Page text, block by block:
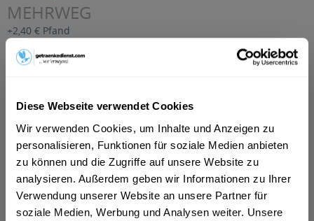
Diese Webseite verwendet Cookies
Wir verwenden Cookies, um Inhalte und Anzeigen zu
personalisieren, Funktionen für soziale Medien anbieten
zu können und die Zugriffe auf unsere Website zu
analysieren. Außerdem geben wir Informationen zu Ihrer
Verwendung unserer Website an unsere Partner für
soziale Medien, Werbung und Analysen weiter. Unsere
MEHRWEG
+2,40 € Pfand
In den
Artikel-Nr.:
36763
Erfurt ,Minden,Weimar,Garbsen,Gotha,Neustadt am
Rübenberge,Wunstorf,Porta Westfalica,Seelze,Barsinghausen
Wedemark,Petershagen,Isernhagen,Lengerich,Burgwedel
Ahnsen
Alkersleben, Arnstadt, Bösleben-Wüllersleben,
Dornheim, Osthausen-Wülfershausen, Wachsenburggemeinde,
Wipfratal, Witzleben,Apelern, Apelern Apelern, Apelern Groß
Hegesdorf, Apelern Kleinhegesdorf, Apelern Lyhren, Apelern